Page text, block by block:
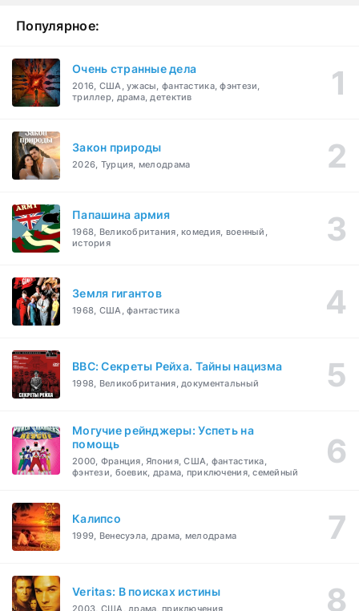
Популярное:
Очень странные дела
2016, США, ужасы, фантастика, фэнтези,
триллер, драма, детектив
Закон природы
2026, Турция, мелодрама
Папашина армия
1968, Великобритания, комедия, военный,
история
Земля гигантов
1968, США, фантастика
BBC: Секреты Рейха. Тайны нацизма
1998, Великобритания, документальный
Могучие рейнджеры: Успеть на
помощь
2000, Франция, Япония, США, фантастика,
фэнтези, боевик, драма, приключения, семейный
Калипсо
1999, Венесуэла, драма, мелодрама
Veritas: В поисках истины